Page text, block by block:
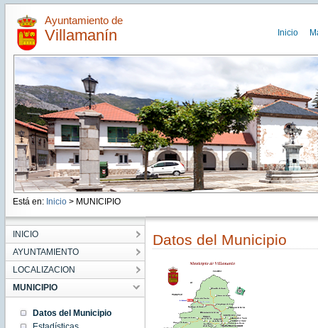
Ayuntamiento de
Villamanín Inicio
Está en: Inicio > MUNICIPIO
INICIO
AYUNTAMIENTO
LOCALIZACION
MUNICIPIO
Datos del Municipio
Datos del Municipio